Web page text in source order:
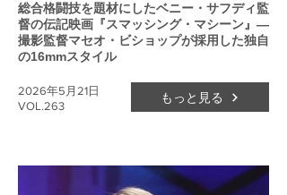
総合格闘技を題材にしたベニー・サフディ監
督の伝記映画『スマッシング・マシーン』―
撮影監督マセオ・ビショップが採用した独自
の16mmスタイル
VOL.263
2026年5月21日 もっと見る